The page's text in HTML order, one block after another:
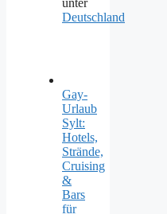
Deutschland
Gay-
Urlaub
Sylt:
Hotels,
Strände,
Cruising
&
Bars
für